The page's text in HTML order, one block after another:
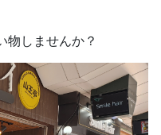
物しませんか？